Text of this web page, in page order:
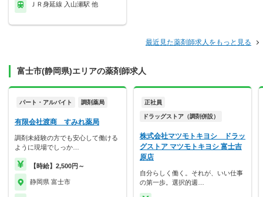
ＪＲ身延線 入山瀬駅 他
最近見た薬剤師求人をもっと見る
富士市(静岡県)エリアの薬剤師求人
パート・アルバイト 調剤薬局
有限会社渡商 すみれ薬局
調剤未経験の方でも安心して働ける
ように現場でしっか…
【時給】2,500円～
静岡県 富士市
正社員
ドラッグストア（調剤併設）
株式会社マツモトキヨシ ドラッ
グストア マツモトキヨシ 富士吉
原店
自分らしく働く。それが、いい仕事
の第一歩。選択的週…